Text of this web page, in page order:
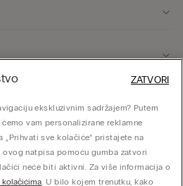
ekskluzivnim sadržajem? Putem
vam personalizirane reklamne
„Prihvati sve kolačiće” pristajete na
natpisa pomoću gumba zatvori
neće biti aktivni. Za više informacija o
kolačićima. U bilo kojem trenutku, kako
ZATVORI